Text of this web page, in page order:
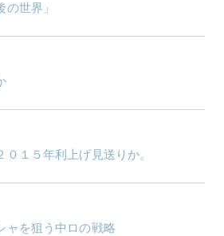
世界」
１５年利上げ見送りか。
ャを狙う中ロの戦略